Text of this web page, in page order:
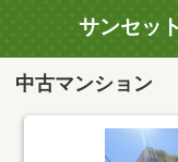
サンセッ
中古マンション